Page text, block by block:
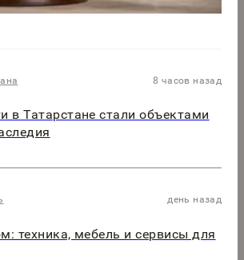
8 часов назад
в Татарстане стали объектами
день назад
техника, мебель и сервисы для